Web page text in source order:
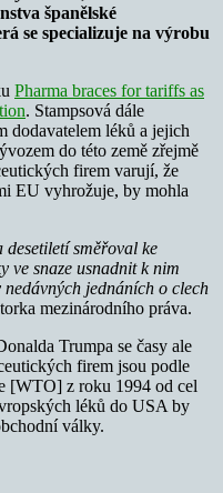
španělské
se specializuje na výrobu
Pharma braces for tariffs as
. Stampsová dále
dodavatelem léků a jejich
do této země zřejmě
firem varují, že
EU vyhrožuje, by mohla
desetiletí směřoval ke
ve snaze usnadnit k nim
jednáních o clech
mezinárodního práva.
Trumpa se časy ale
firem jsou podle
[WTO] z roku 1994 od cel
léků do USA by
války.